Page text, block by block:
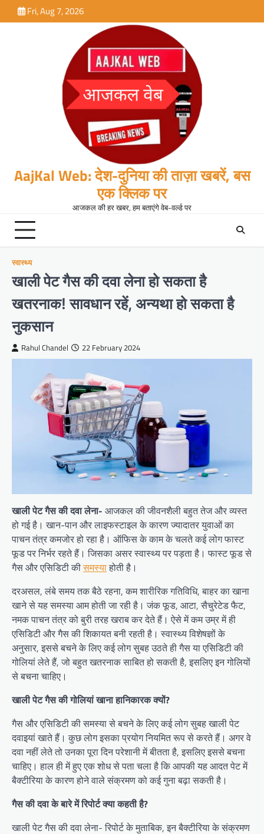
to
Fri, Aug 7, 2026
AajKal Web: देश-दुनिया की ताज़ा खबरें, बस
एक क्लिक पर
आजकल की हर खबर, हम बताएंगे वेब-वर्ल्ड पर
स्वास्थ्य
खाली पेट गैस की दवा लेना हो सकता है
खतरनाक! सावधान रहें, अन्यथा हो सकता है
नुकसान
Rahul Chandel 22 February 2024
खाली पेट गैस की दवा लेना- आजकल की जीवनशैली बहुत तेज और व्यस्त
हो गई है। खान-पान और लाइफस्टाइल के कारण ज्यादातर युवाओं का
पाचन तंत्र कमजोर हो रहा है। ऑफिस के काम के चलते कई लोग फास्ट
फूड पर निर्भर रहते हैं। जिसका असर स्वास्थ्य पर पड़ता है। फास्ट फूड से
गैस और एसिडिटी कीसमस्याहोती है।
दरअसल, लंबे समय तक बैठे रहना, कम शारीरिक गतिविधि, बाहर का खाना
खाने से यह समस्या आम होती जा रही है। जंक फूड, आटा, सैचुरेटेड फैट,
नमक पाचन तंत्र को बुरी तरह खराब कर देते हैं। ऐसे में कम उम्र में ही
एसिडिटी और गैस की शिकायत बनी रहती है। स्वास्थ्य विशेषज्ञों के
अनुसार, इससे बचने के लिए कई लोग सुबह उठते ही गैस या एसिडिटी की
गोलियां लेते हैं, जो बहुत खतरनाक साबित हो सकती है, इसलिए इन गोलियों
से बचना चाहिए।
खाली पेट गैस की गोलियां खाना हानिकारक क्यों?
गैस और एसिडिटी की समस्या से बचने के लिए कई लोग सुबह खाली पेट
दवाइयां खाते हैं। कुछ लोग इसका प्रयोग नियमित रूप से करते हैं। अगर वे
दवा नहीं लेते तो उनका पूरा दिन परेशानी में बीतता है, इसलिए इससे बचना
चाहिए। हाल ही में हुए एक शोध से पता चला है कि आपकी यह आदत पेट में
बैक्टीरिया के कारण होने वाले संक्रमण को कई गुना बढ़ा सकती है।
गैस की दवा के बारे में रिपोर्ट क्या कहती है?
खाली पेट गैस की दवा लेना- रिपोर्ट के मुताबिक, इन बैक्टीरिया के संक्रमण